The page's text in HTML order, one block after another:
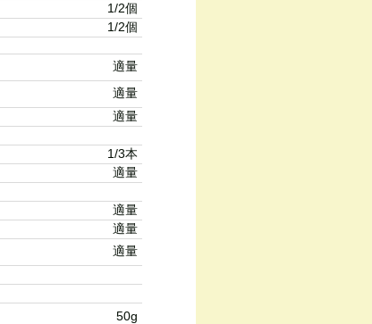
1/2個
1/2個
適量
適量
適量
1/3本
適量
適量
適量
適量
50g